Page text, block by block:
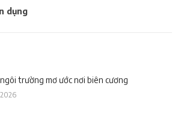
dụng
trường mơ ước nơi biên cương